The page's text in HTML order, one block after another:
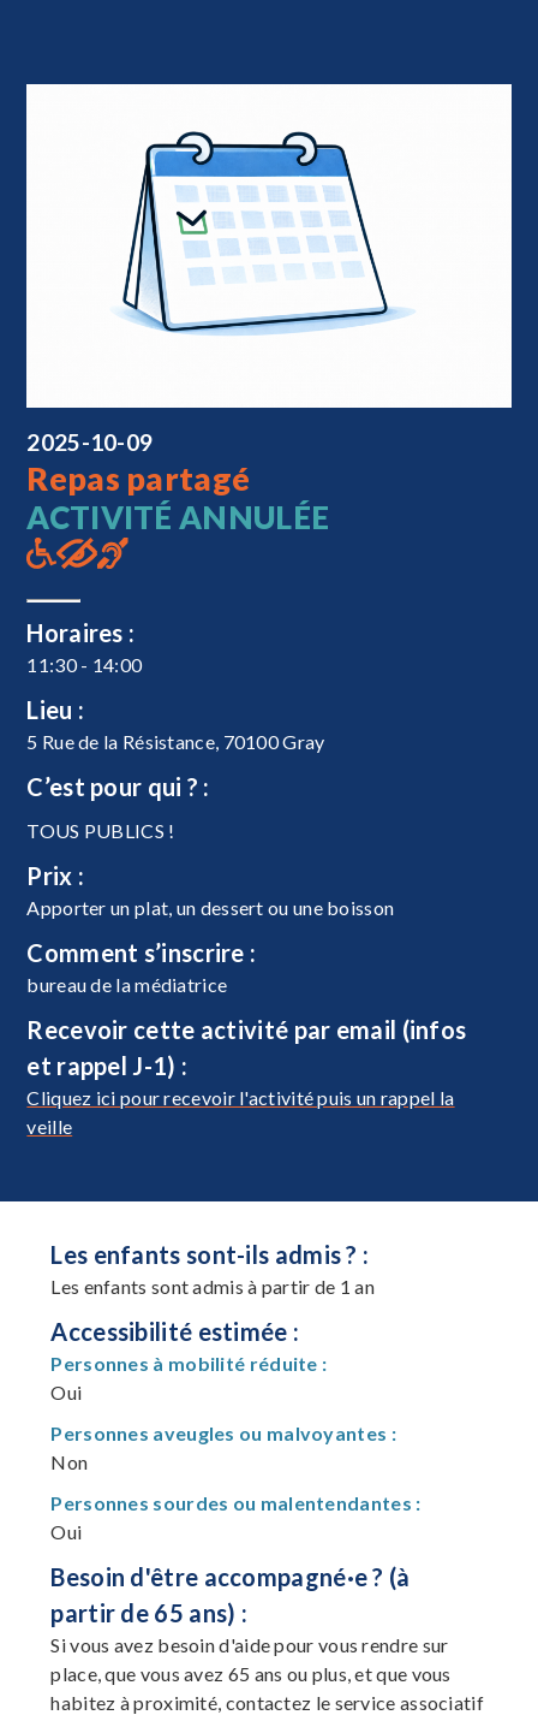
2025-10-09
Repas partagé
ACTIVITÉ ANNULÉE
Horaires :
11:30 - 14:00
Lieu :
5 Rue de la Résistance, 70100 Gray
C’est pour qui ? :
TOUS PUBLICS !
Prix :
Apporter un plat, un dessert ou une boisson
Comment s’inscrire :
bureau de la médiatrice
Recevoir cette activité par email (infos
et rappel J-1) :
Cliquez ici pour recevoir l'activité puis un rappel la
veille
Les enfants sont-ils admis ? :
Les enfants sont admis à partir de 1 an
Accessibilité estimée :
Personnes à mobilité réduite :
Oui
Personnes aveugles ou malvoyantes :
Non
Personnes sourdes ou malentendantes :
Oui
Besoin d'être accompagné·e ? (à
partir de 65 ans) :
Si vous avez besoin d'aide pour vous rendre sur
place, que vous avez 65 ans ou plus, et que vous
habitez à proximité, contactez le service associatif